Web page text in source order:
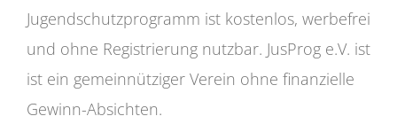
Jugendschutzprogramm ist kostenlos, werbefrei
und ohne Registrierung nutzbar. JusProg e.V. ist
ist ein gemeinnütziger Verein ohne finanzielle
Gewinn-Absichten.